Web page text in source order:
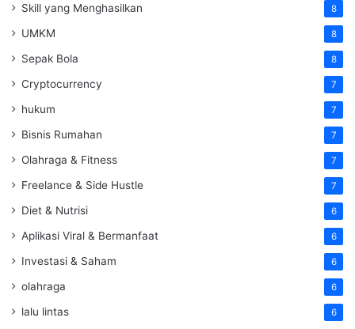
Skill yang Menghasilkan 8
UMKM 8
Sepak Bola 8
Cryptocurrency 7
hukum 7
Bisnis Rumahan 7
Olahraga & Fitness 7
Freelance & Side Hustle 7
Diet & Nutrisi 6
Aplikasi Viral & Bermanfaat 6
Investasi & Saham 6
olahraga 6
lalu lintas 6